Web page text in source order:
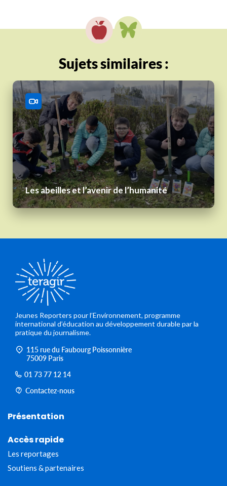
Sujets similaires :
Les abeilles et l’avenir de l’humanité
Jeunes Reporters pour l’Environnement, programme
international d’éducation au développement durable par la
pratique du journalisme.
115 rue du Faubourg Poissonnière
75009 Paris
01 73 77 12 14
Contactez-nous
Présentation
Accès rapide
Les reportages
Soutiens & partenaires